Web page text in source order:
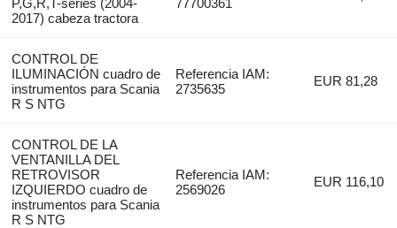
2017) cabeza tractora
CONTROL DE
ILUMINACIÓN cuadro de
instrumentos para Scania
R S NTG
Referencia IAM:
2735635
EUR 81,28
CONTROL DE LA
VENTANILLA DEL
RETROVISOR
IZQUIERDO cuadro de
instrumentos para Scania
R S NTG
Referencia IAM:
2569026
EUR 116,10